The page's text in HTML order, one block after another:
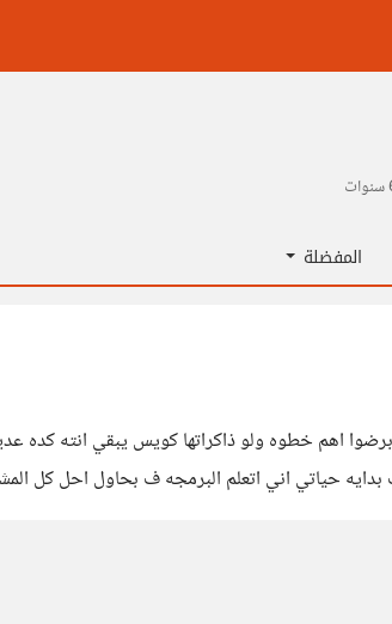
المفضلة
اهم خطوه ولو ذاكراتها كويس يبقي انته كده
حياتي اني اتعلم البرمجه ف بحاول احل كل